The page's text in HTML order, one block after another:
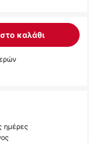
καλάθι
ημέρες